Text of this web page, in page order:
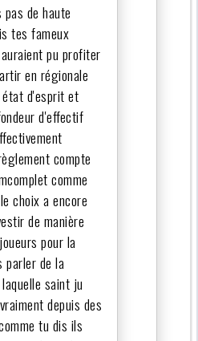
de haute
tes fameux
pu profiter
en régionale
d'esprit et
d'effectif
compte
comme
choix a encore
de manière
pour la
parler de la
saint ju
depuis des
tu dis ils